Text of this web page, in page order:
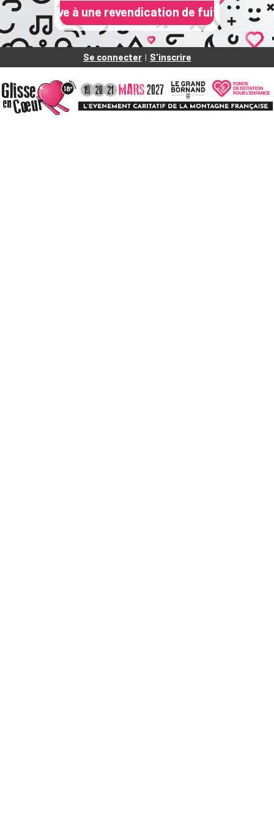
à une revendication de fuite de données du
Se connecter | S'inscrire